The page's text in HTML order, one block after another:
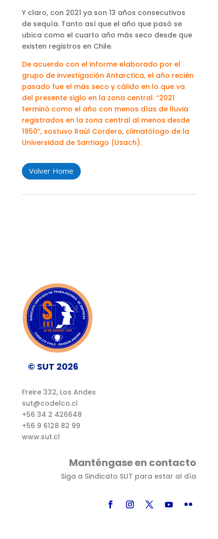
Y claro, con 2021 ya son 13 años consecutivos
de sequía. Tanto así que el año que pasó se
ubica como el cuarto año más seco desde que
existen registros en Chile.
De acuerdo con el informe elaborado por el
grupo de investigación Antarctica, el año recién
pasado fue el más seco y cálido en lo que va
del presente siglo en la zona central. “2021
terminó como el año con menos días de lluvia
registrados en la zona central al menos desde
1950”, sostuvo Raúl Cordero, climatólogo de la
Universidad de Santiago (Usach).
Volver Home
© SUT 2026
Freire 332, Los Andes
sut@codelco.cl
+56 34 2 426648
+56 9 6128 82 99
www.sut.cl
Manténgase en contacto
Siga a Sindicato SUT para estar al día